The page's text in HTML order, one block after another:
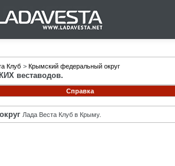
Клуб > Крымский федеральный округ
веставодов.
Справка
Лада Веста Клуб в Крыму.